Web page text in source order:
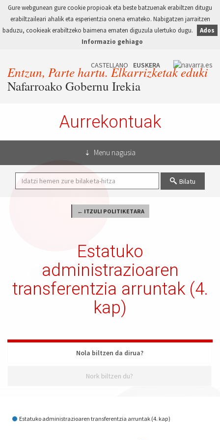
Gure webgunean gure cookie propioak eta beste batzuenak erabiltzen ditugu
erabiltzaileari ahalik eta esperientzia onena emateko. Nabigatzen jarraitzen
baduzu, cookieak erabiltzeko baimena ematen diguzula ulertuko dugu.
Ados
Informazio gehiago
Entzun, Parte hartu. Elkarrizketak eduki
Nafarroako Gobernu Irekia
Aurrekontuak
Menu nagusia
Bilatu
← ITZULI POLITIKETARA
Estatuko
administrazioaren
transferentzia arruntak (4.
kap)
Nola biltzen da dirua?
Nork biltzen du?
Nola biltzen da dirua?
Estatuko administrazioaren transferentzia arruntak (4. kap)